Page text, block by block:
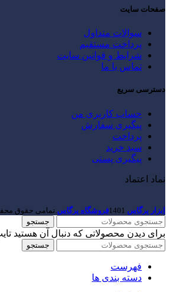
صفحات سایت
سوالات متداول
پرداخت مستقیم
شرایط و قوانین سایت
تماس با ما
دسترسی سریع
حساب کاربری من
پیگیری سفارش
پرداخت
سبد خرید
پیگیری پستی
نماد اعتماد
ابزار پرگاس 1401فروشگاه پرگاس .تمامی حقوق
جستجو
برای دیدن محصولاتی که دنبال آن هستید
جستجو
فهرست
دسته بندی ها